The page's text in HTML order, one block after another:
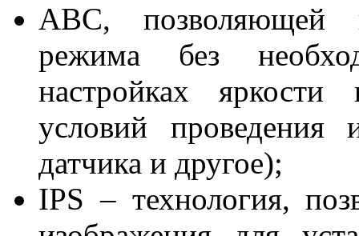
АВС, позволяющей
режима без
настройках
условий проведения
датчика и другое);
IPS – технология,